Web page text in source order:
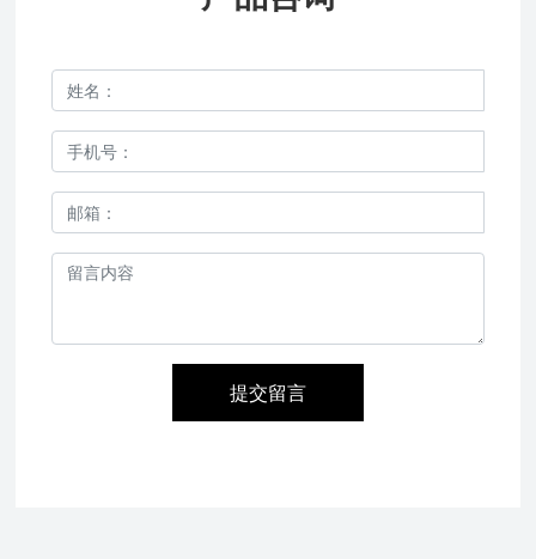
提交留言